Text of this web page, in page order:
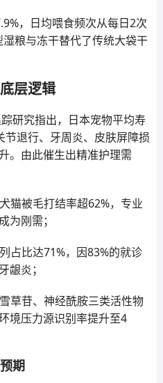
，日均喂食频次从每日2次
粮与冻干替代了传统大袋干
层逻辑
研究指出，日本宠物平均寿
退行、牙周炎、皮肤屏障损
。由此催生出精准护理需
猫被毛打结率超62%，专业
为刚需；
占比达71%，因83%的就诊
龈炎；
草苷、神经酰胺三类活性物
境压力源识别率提升至4
期